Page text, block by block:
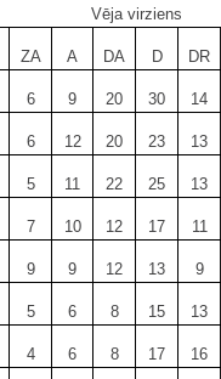
Vēja virziens
ZA A DA D DR
6 9 20 30 14
6 12 20 23 13
5 11 22 25 13
7 10 12 17 11
9 9 12 13 9
5 6 8 15 13
4 6 8 17 16